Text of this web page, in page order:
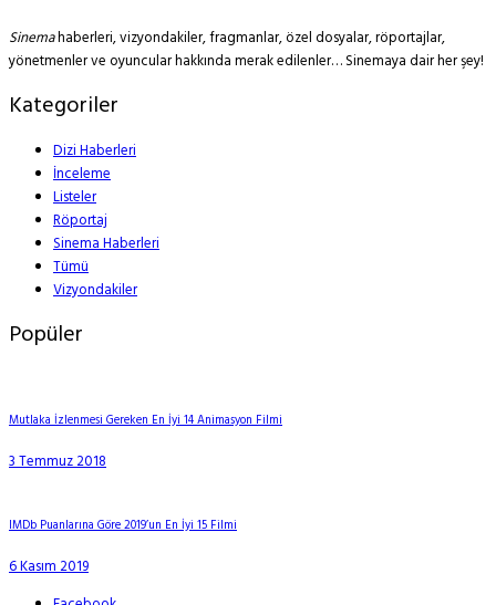
Sinemahaberleri, vizyondakiler, fragmanlar, özel dosyalar, röportajlar,
yönetmenler ve oyuncular hakkında merak edilenler… Sinemaya dair her şey!
Kategoriler
Dizi Haberleri
İnceleme
Listeler
Röportaj
Sinema Haberleri
Tümü
Vizyondakiler
Popüler
Mutlaka İzlenmesi Gereken En İyi 14 Animasyon Filmi
3 Temmuz 2018
IMDb Puanlarına Göre 2019’un En İyi 15 Filmi
6 Kasım 2019